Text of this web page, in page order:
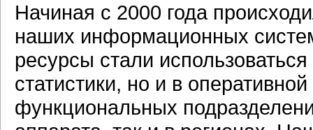
Начиная с 2000 года
наших информационных
ресурсы стали
статистики, но и в
функциональных